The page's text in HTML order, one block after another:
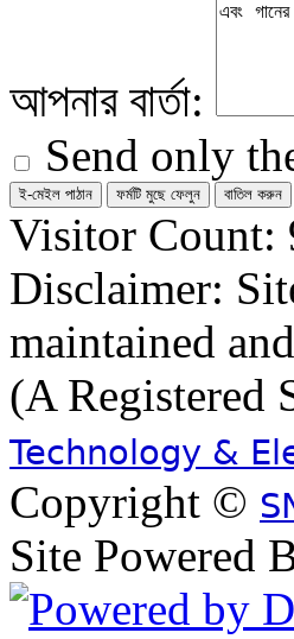
আপনার বার্তা:
Send only
Visitor Count:
Disclaimer:
maintained
(A Registered
Technology &
Copyright ©
Site Powered